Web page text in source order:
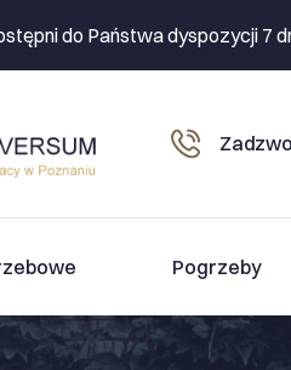
do Państwa dyspozycji 7
Pogrzeby